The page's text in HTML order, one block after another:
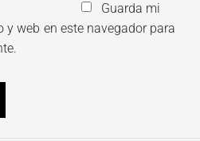
Guarda mi
y web en este navegador para